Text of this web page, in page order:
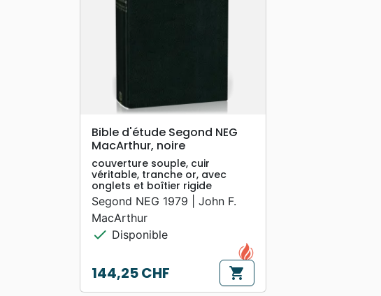
searchAPERÇU RAPIDE
Bible d'étude Segond NEG
MacArthur, noire
couverture souple, cuir
véritable, tranche or, avec
onglets et boîtier rigide
Segond NEG 1979 | John F.
MacArthur
check Disponible
Prix
144,25 CHF shopping_cart